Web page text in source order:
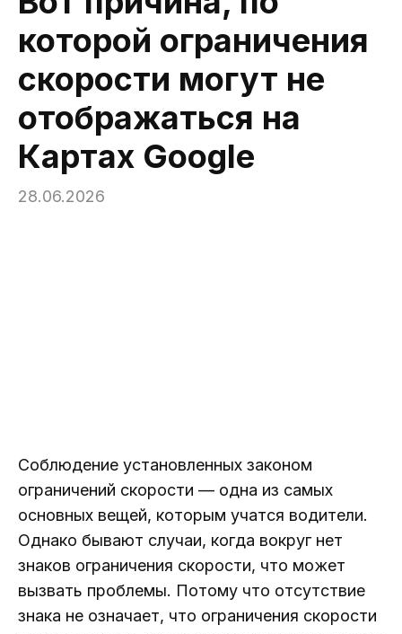
которой ограничения
скорости могут не
отображаться на
Картах Google
28.06.2026
Соблюдение установленных законом
ограничений скорости — одна из самых
основных вещей, которым учатся водители.
Однако бывают случаи, когда вокруг нет
знаков ограничения скорости, что может
вызвать проблемы. Потому что отсутствие
знака не означает, что ограничения скорости